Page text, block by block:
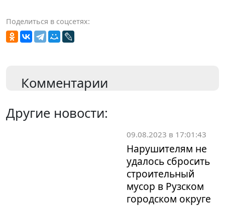
Поделиться в соцсетях:
Комментарии
Другие новости:
09.08.2023 в 17:01:43
Нарушителям не
удалось сбросить
строительный
мусор в Рузском
городском округе